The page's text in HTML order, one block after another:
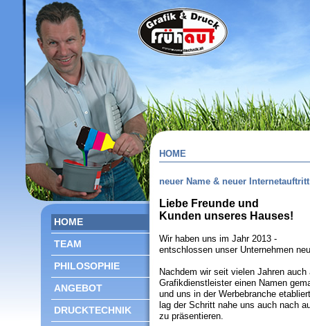
HOME
TEAM
PHILOSOPHIE
ANGEBOT
DRUCKTECHNIK
HOME
neuer Name & neuer Internetauftritt
Liebe Freunde und
Kunden unseres Hauses!
Wir haben uns im Jahr 2013 -
entschlossen unser Unternehmen
Nachdem wir seit vielen Jahren auch
Grafikdienstleister einen Namen
und uns in der Werbebranche
lag der Schritt nahe uns auch nach
zu präsentieren.